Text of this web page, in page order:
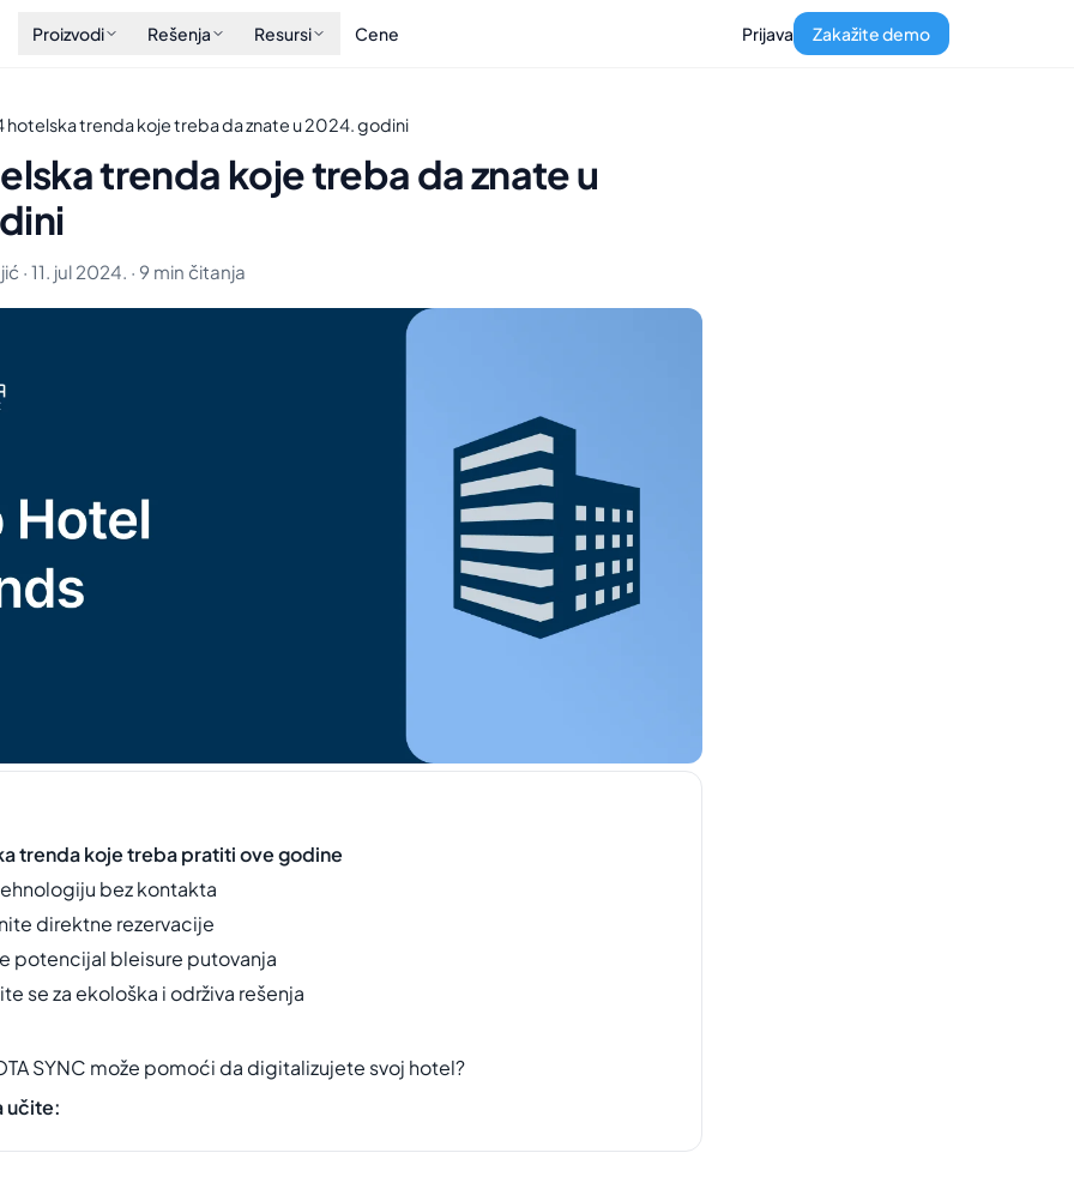
Proizvodi Rešenja Resursi Cene Prijava Zakažite demo
hotelska trenda koje treba da znate u 2024. godini
trenda koje treba da znate u
· 11. jul 2024. · 9 min čitanja
trenda koje treba pratiti ove godine
bez kontakta
direktne rezervacije
potencijal bleisure putovanja
se za ekološka i održiva rešenja
SYNC može pomoći da digitalizujete svoj hotel?
učite: